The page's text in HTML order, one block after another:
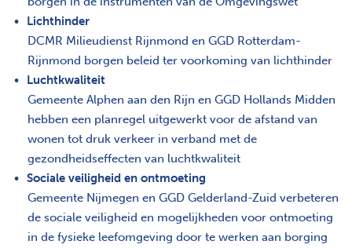
Lichthinder
DCMR Milieudienst Rijnmond en GGD Rotterdam-
Rijnmond borgen beleid ter voorkoming van lichthinder
Luchtkwaliteit
Gemeente Alphen aan den Rijn en GGD Hollands Midden
hebben een planregel uitgewerkt voor de afstand van
wonen tot druk verkeer in verband met de
gezondheidseffecten van luchtkwaliteit
Sociale veiligheid en ontmoeting
Gemeente Nijmegen en GGD Gelderland-Zuid verbeteren
de sociale veiligheid en mogelijkheden voor ontmoeting
in de fysieke leefomgeving door te werken aan borging